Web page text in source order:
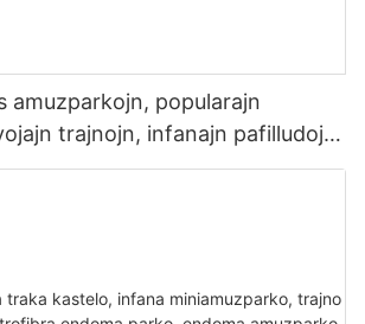
amuzparkojn, popularajn
trajnojn, infanajn pafilludojn,